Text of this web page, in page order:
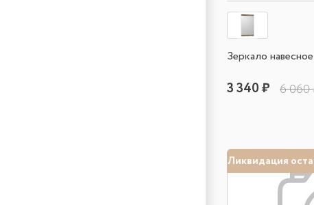
Зеркало
3 340 ₽ 6 060
Ликвидация